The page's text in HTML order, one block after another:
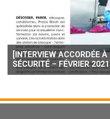
[INTERVIEW ACCORDÉE
SÉCURITÉ – FÉVRIER